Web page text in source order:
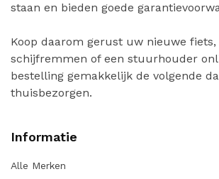
staan en bieden goede
Koop daarom gerust uw nieuwe fiets,
schijfremmen of een stuurhouder
bestelling gemakkelijk de volgende
thuisbezorgen.
Informatie
Alle Merken